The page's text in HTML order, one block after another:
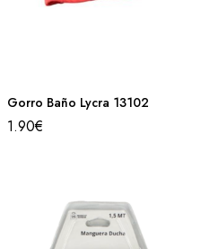
Gorro Baño Lycra 13102
1.90€